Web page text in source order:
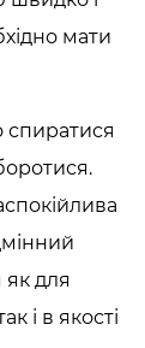
мати
спиратися
як для
і в якості